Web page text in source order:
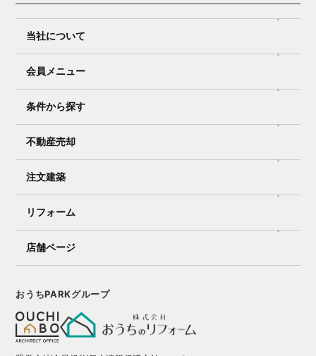
当社について
会員メニュー
条件から探す
不動産売却
注文建築
リフォーム
店舗ページ
おうちPARKグループ